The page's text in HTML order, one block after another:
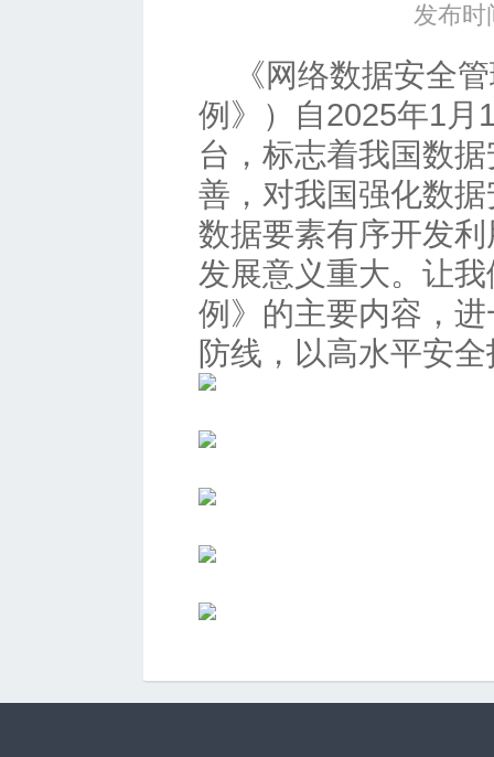
发布时
《网络数据安全
例》）自2025年1月
台，标志着我国数
善，对我国强化数
数据要素有序开发
发展意义重大。让
例》的主要内容，
防线，以高水平安